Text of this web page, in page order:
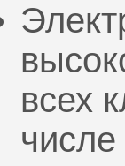
всех